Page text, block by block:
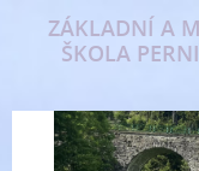
ZÁKLADNÍ A
ŠKOLA